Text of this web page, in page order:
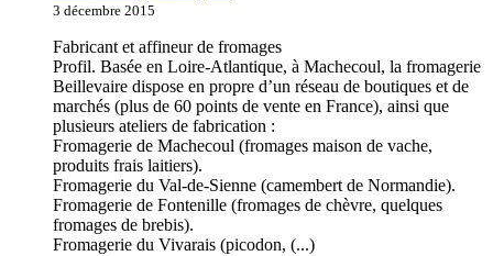
3 décembre 2015
Fabricant et affineur de fromages
Profil. Basée en Loire-Atlantique, à Machecoul, la fromagerie
Beillevaire dispose en propre d’un réseau de boutiques et de
marchés (plus de 60 points de vente en France), ainsi que
plusieurs ateliers de fabrication :
Fromagerie de Machecoul (fromages maison de vache,
produits frais laitiers).
Fromagerie du Val-de-Sienne (camembert de Normandie).
Fromagerie de Fontenille (fromages de chèvre, quelques
fromages de brebis).
Fromagerie du Vivarais (picodon, (...)